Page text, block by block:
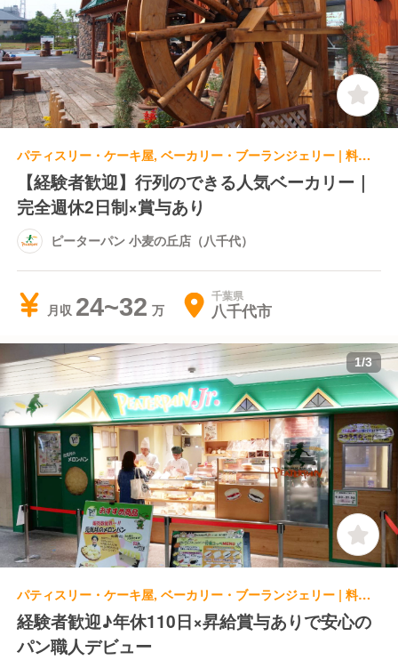
パティスリー・ケーキ屋, ベーカリー・ブーランジェリー | 料理長・料理長候補 | ピーターパン 小麦の丘店（八千代）
【経験者歓迎】行列のできる人気ベーカリー｜
完全週休2日制×賞与あり
ピーターパン 小麦の丘店（八千代）
月収 24~32 千葉県
八千代市
1/3
パティスリー・ケーキ屋, ベーカリー・ブーランジェリー | 料理長・料理長候補 | ピーターパン ピーターパンJr.シャポー本八幡店（改札外）
経験者歓迎♪年休110日×昇給賞与ありで安心の
パン職人デビュー